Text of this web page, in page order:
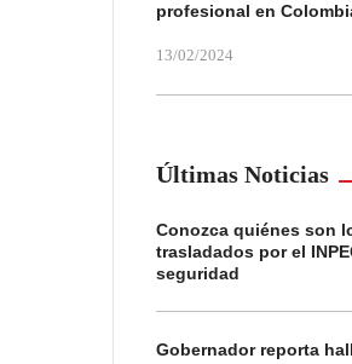
profesional en
13/02/2024
Últimas Noticias
Conozca quiénes son
trasladados por el
seguridad
Gobernador reporta